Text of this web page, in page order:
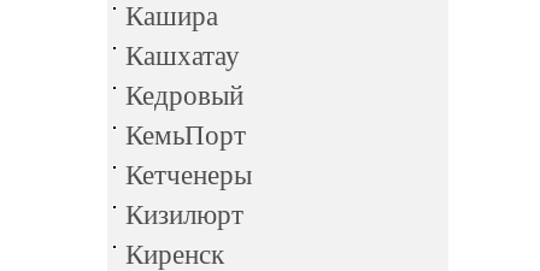
Кашира
Кашхатау
Кедровый
КемьПорт
Кетченеры
Кизилюрт
Киренск